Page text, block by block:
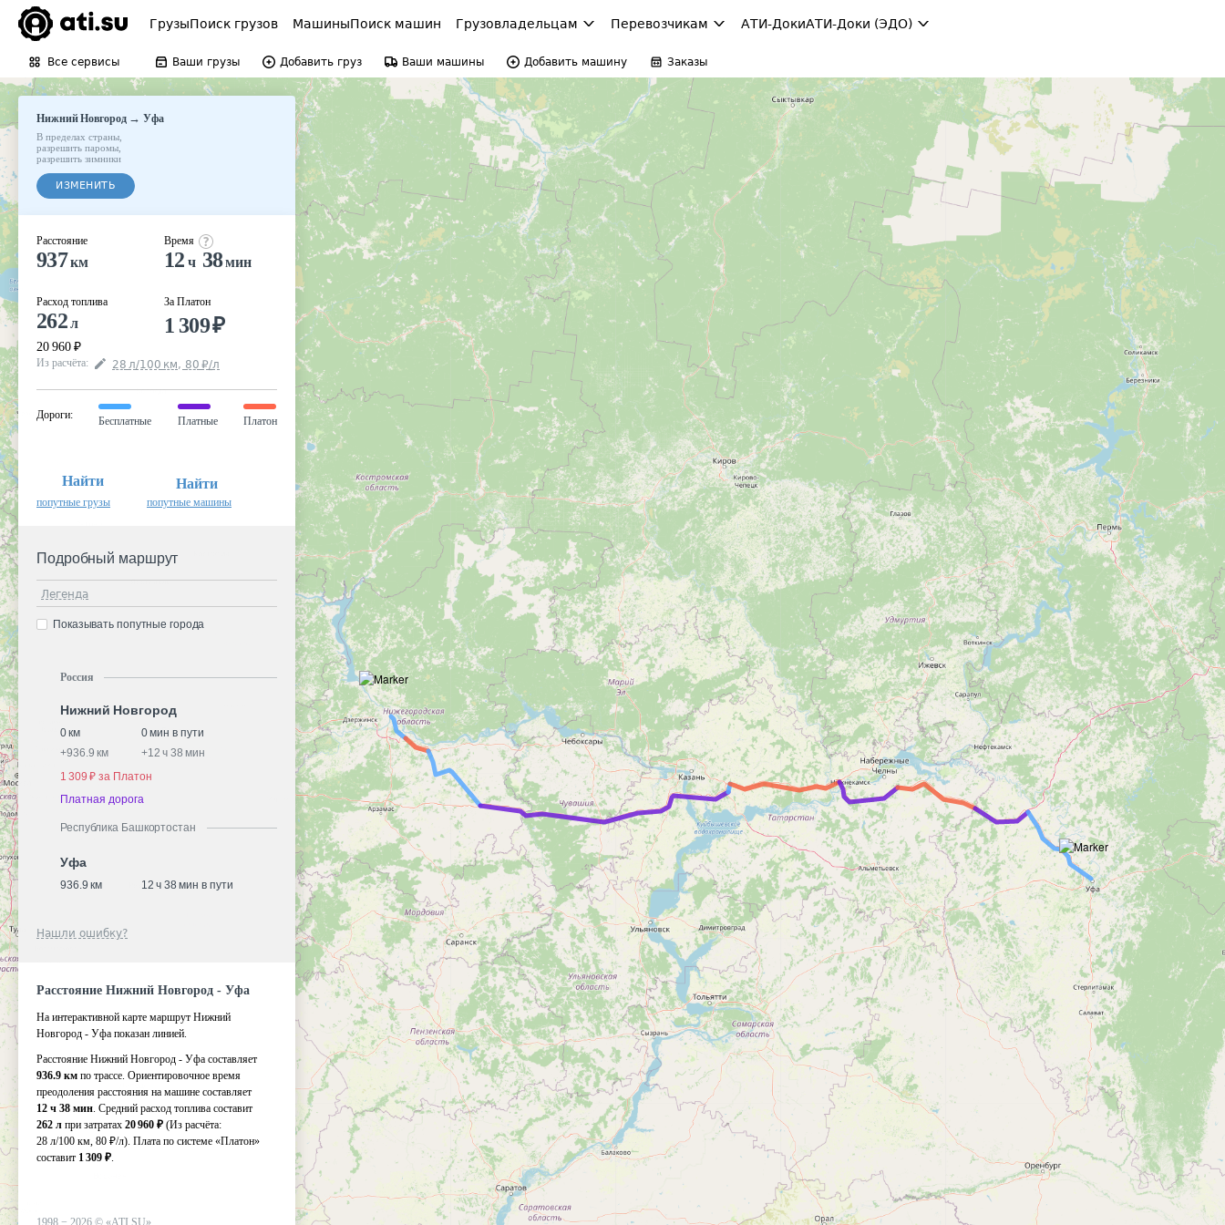
ГрузыПоиск грузов МашиныПоиск машин Грузовладельцам Перевозчикам АТИ-ДокиАТИ-Доки (ЭДО)
Все сервисы Ваши грузы Добавить груз Ваши машины Добавить машину Заказы
Нижний Новгород→Уфа
В пределах страны
разрешить паромы
разрешить зимники
ИЗМЕНИТЬ
Расстояние
937км
Расход топлива
262л
20 960 ₽
Время
12 ч 38мин
За Платон
1 309₽
Из расчёта: 28 л/100 км, 80 ₽/л
Дороги:
Бесплатные Платные Платон
Найти
попутные грузы
Найти
попутные машины
Подробный маршрут
Легенда
Показывать попутные города
Россия
Нижний Новгород
0 км
0 мин в пути
+936.9 км +12 ч 38 мин
1 309 ₽ за Платон
Платная дорога
Республика Башкортостан
Уфа
936.9 км 12 ч 38 мин в пути
Нашли ошибку?
Расстояние Нижний Новгород - Уфа
На интерактивной карте маршрут Нижний
Новгород - Уфа показан линией.
Расстояние Нижний Новгород - Уфа составляет
936.9 км по трассе. Ориентировочное время
преодоления расстояния на машине составляет
12 ч 38 мин. Средний расход топлива составит
262 л при затратах 20 960 ₽ (Из расчёта:
28 л/100 км, 80 ₽/л). Плата по системе «Платон»
составит 1 309 ₽.
1998 − 2026 © «ATI.SU»